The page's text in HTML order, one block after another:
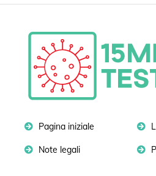
Pagina iniziale
Note legali